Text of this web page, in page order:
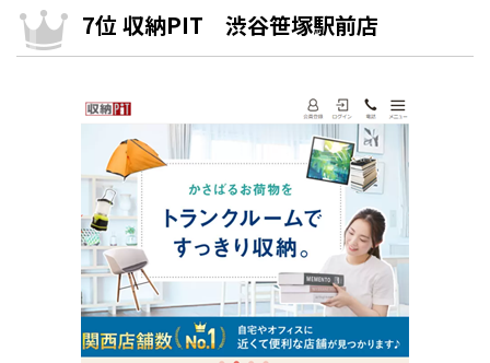
7位 収納PIT 渋谷笹塚駅前店